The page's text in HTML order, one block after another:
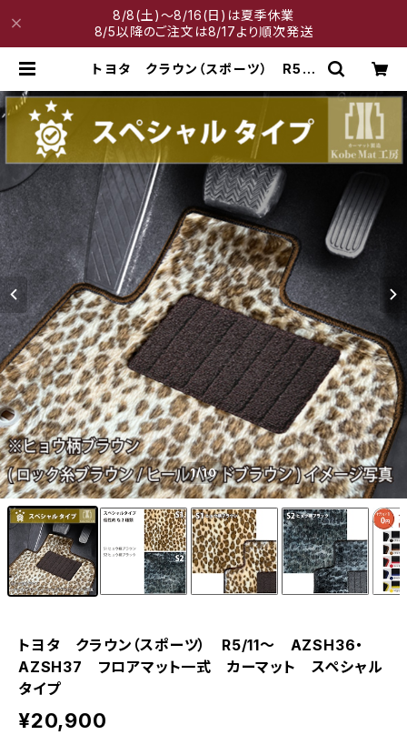
8/8(土)～8/16(日)は夏季休業
8/5以降のご注文は8/17より順次発送
トヨタ クラウン（スポーツ） R5/1
マット一式 カーマット スペシャル
1/10
トヨタ クラウン（スポーツ） R5/11〜 AZSH36・
AZSH37 フロアマット一式 カーマット スペシャル
タイプ
¥20,900